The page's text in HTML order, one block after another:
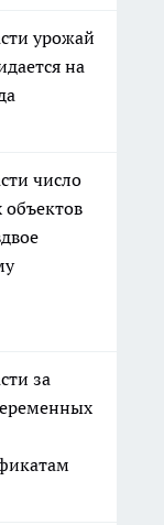
урожай
на
число
за